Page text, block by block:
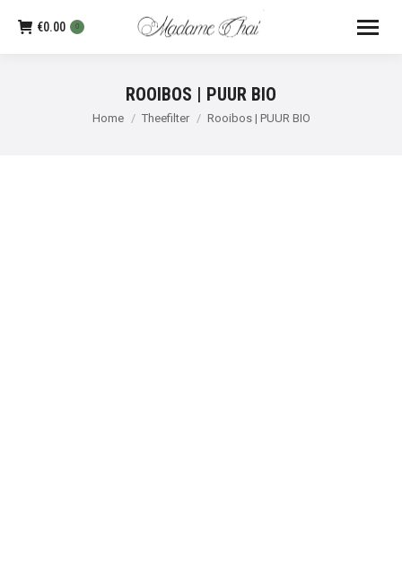
€0.00 0
ROOIBOS | PUUR BIO
Je bent hier:
Home Theefilter Rooibos | PUUR BIO